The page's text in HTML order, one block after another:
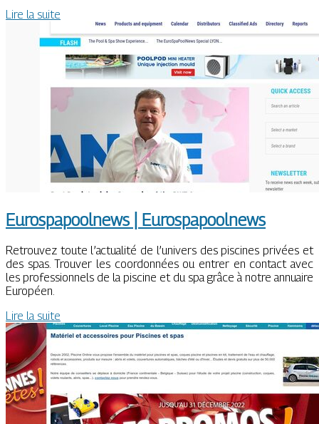
Lire la suite
Euros­pa­pool­news | Euros­pa­pool­news
Retrouvez toute l’actualité de l’univers des piscines privées et
des spas. Trouver les coordonnées ou entrer en contact avec
les professionnels de la piscine et du spa grâce à notre annuaire
Européen.
Lire la suite